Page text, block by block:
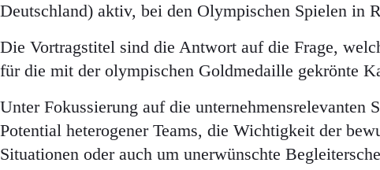
Deutschland) aktiv, bei den Olympischen Spielen in
Die Vortragstitel sind die Antwort auf die Frage,
für die mit der olympischen Goldmedaille gekrönte
Unter Fokussierung auf die unternehmensrelevanten
Potential heterogener Teams, die Wichtigkeit der
Situationen oder auch um unerwünschte